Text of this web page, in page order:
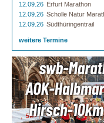
12.09.26 Erfurt Marathon
12.09.26 Scholle Natur
12.09.26 Südthüringentrail
weitere Termine